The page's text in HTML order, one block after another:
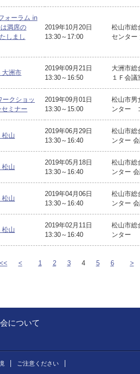
ォーラム in
満席の
しまし
2019年10月20日
13:30～17:00
松山市総
センター
大洲市
2019年09月21日
13:30～16:50
大洲市
１Ｆ会議
ークショッ
ミナー
2019年09月01日
13:30～15:00
松山市男
ンター
松山
2019年06月29日
13:30～16:40
松山市総
ンター
松山
2019年05月18日
13:30～16:40
松山市総
ンター
松山
2019年04月06日
13:30～16:40
松山市総
ンター
松山
2019年02月11日
13:30～16:40
松山市総
ンター
<< < 1 2 3 4 5 6 >
について
ご注意ください